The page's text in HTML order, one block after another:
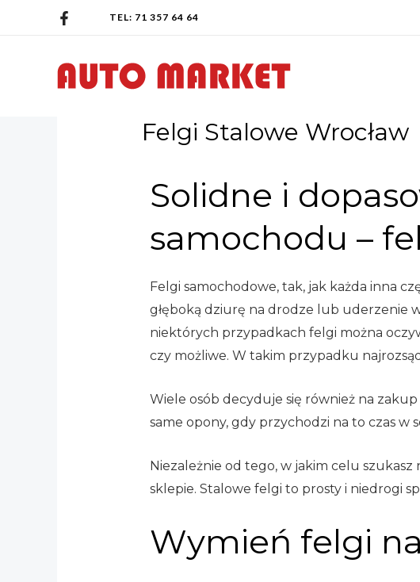
TEL: 71 357 64 64
Felgi Stalowe Wrocław
Solidne i
samochodu –
Felgi samochodowe, tak, jak każda inna
głęboką dziurę na drodze lub uderzenie w
niektórych przypadkach felgi można
czy możliwe. W takim przypadku
Wiele osób decyduje się również na
same opony, gdy przychodzi na to czas w
Niezależnie od tego, w jakim celu szukasz
sklepie. Stalowe felgi to prosty i niedrogi
Wymień felgi